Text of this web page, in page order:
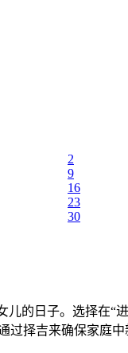
2
9
16
23
30
的日子。选择在
择吉来确保家庭中